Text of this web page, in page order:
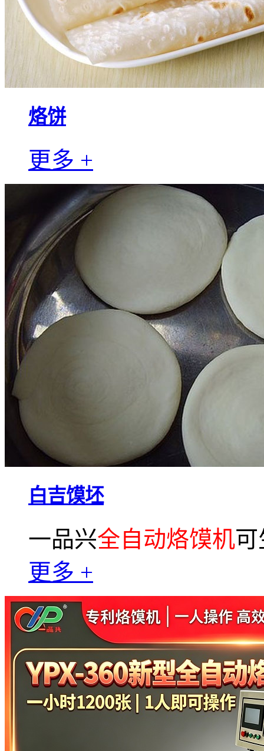
烙饼
更多 +
白吉馍坯
一品兴全自动烙馍机
更多 +